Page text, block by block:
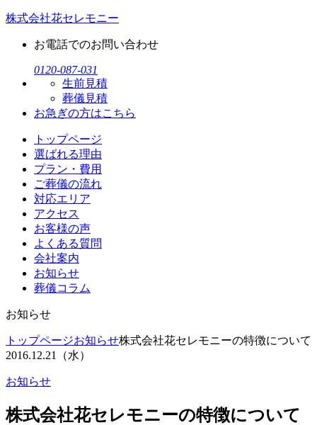
株式会社花セレモニー
お電話でのお問い合わせ
0120-087-031
生前見積
葬儀見積
お急ぎの方はこちら
トップページ
選ばれる理由
プラン・費用
ご葬儀の流れ
対応エリア
アクセス
お客様の声
よくある質問
会社案内
お知らせ
葬儀コラム
お知らせ
トップページお知らせ株式会社花セレモニーの特徴について
2016.12.21（水）
お知らせ
株式会社花セレモニーの特徴について